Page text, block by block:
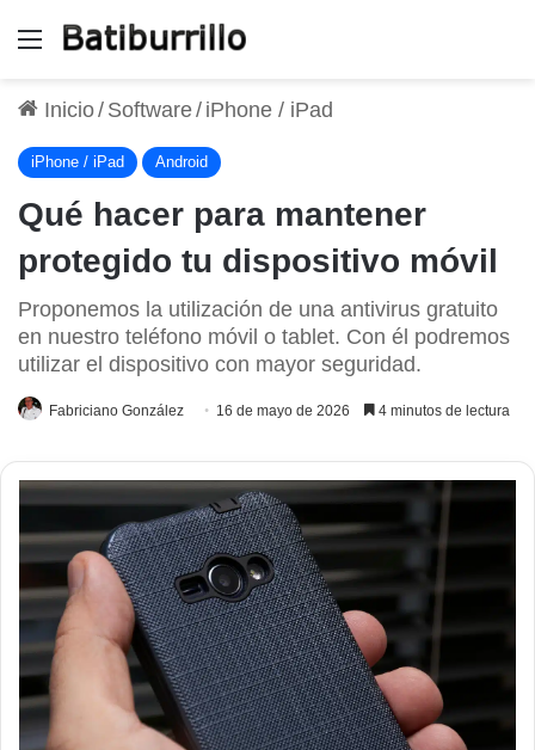
Menú
Inicio/ Software/ iPhone / iPad
iPhone / iPad Android
Qué hacer para mantener
protegido tu dispositivo móvil
Proponemos la utilización de una antivirus gratuito
en nuestro teléfono móvil o tablet. Con él podremos
utilizar el dispositivo con mayor seguridad.
Fabriciano González 16 de mayo de 2026 4 minutos de lectura